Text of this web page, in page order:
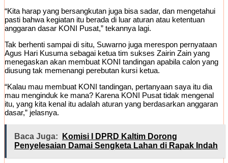
“Kita harap yang bersangkutan juga bisa sadar, dan mengetahui
pasti bahwa kegiatan itu berada di luar aturan atau ketentuan
anggaran dasar KONI Pusat,” tekannya lagi.
Tak berhenti sampai di situ, Suwarno juga merespon pernyataan
Agus Hari Kusuma sebagai ketua tim sukses Zairin Zain yang
menegaskan akan membuat KONI tandingan apabila calon yang
diusung tak memenangi perebutan kursi ketua.
“Kalau mau membuat KONI tandingan, pertanyaan saya itu dia
mau menginduk ke mana? Karena KONI Pusat tidak mengenal
itu, yang kita kenal itu adalah aturan yang berdasarkan anggaran
dasar,” jelasnya.
Baca Juga:
Komisi I DPRD Kaltim Dorong
Penyelesaian Damai Sengketa Lahan di Rapak Indah